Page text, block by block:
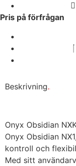
Pris på förfrågan
Beskrivning.
Onyx Obsidian
Onyx Obsidian
kontroll och
Med sitt